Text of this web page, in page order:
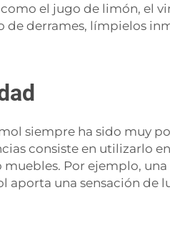
el jugo de limón, el
de derrames, límpielos
siempre ha sido muy
consiste en utilizarlo
muebles. Por ejemplo,
aporta una sensación de